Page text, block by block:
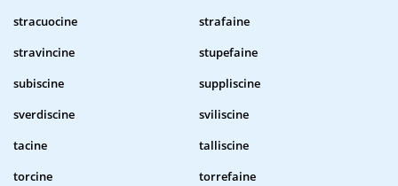
stracuocine
strafaine
stravincine
stupefaine
subiscine
suppliscine
sverdiscine
sviliscine
tacine
talliscine
torcine
torrefaine